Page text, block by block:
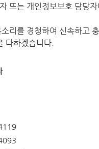
또는 개인정보보호 담당
리를 경청하여 신속하고
다하겠습니다.